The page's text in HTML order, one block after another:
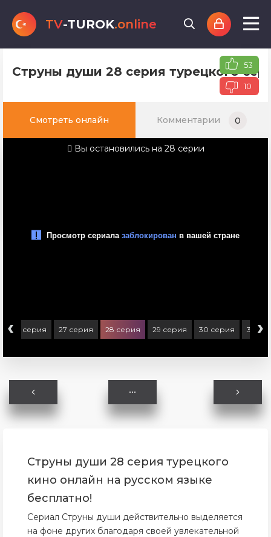
TV-TUROK.online
Струны души 28 серия турецкого 53
10
Смотреть онлайн Комментарии 0
Вы остановились на 28 серии
‹26 серия 27 серия 28 серия 29 серия 30 серия 31 ›
Струны души 28 серия турецкого
кино онлайн на русском языке
бесплатно!
Сериал Струны души действительно выделяется
на фоне других благодаря своей увлекательной